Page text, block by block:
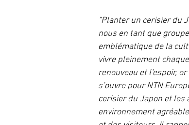
"Planter un cerisier du
nous en tant que
emblématique de la
vivre pleinement
renouveau et l'espoir,
s’ouvre pour NTN
cerisier du Japon et
environnement